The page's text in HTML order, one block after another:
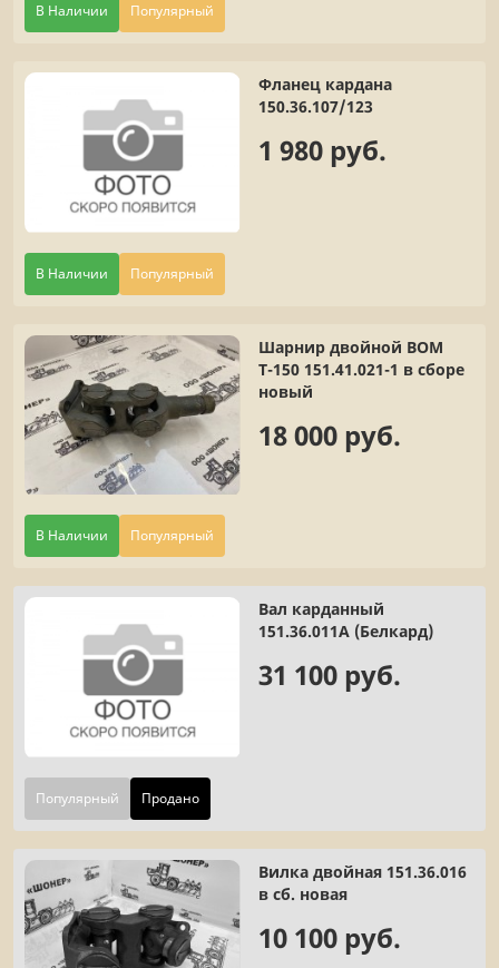
В Наличии Популярный
В Наличии Популярный
Фланец кардана
150.36.107/123
1 980 руб.
В Наличии Популярный
Шарнир двойной ВОМ
Т-150 151.41.021-1 в сборе
новый
18 000 руб.
Популярный Продано
Вал карданный
151.36.011А (Белкард)
31 100 руб.
Вилка двойная 151.36.016
в сб. новая
10 100 руб.